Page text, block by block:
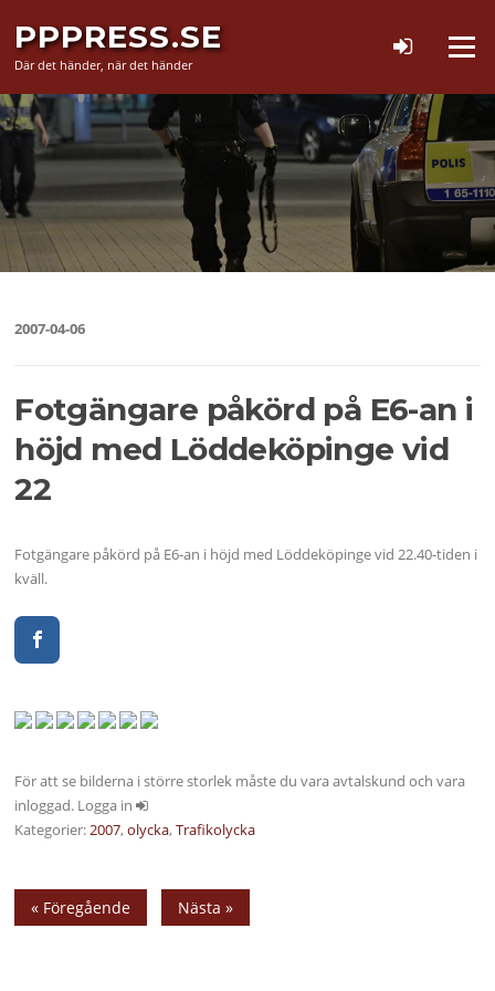
innehåll
PPPRESS.SE
Där det händer, när det händer
Meny
2007-04-06
Fotgängare påkörd på E6-an i
höjd med Löddeköpinge vid
22
Fotgängare påkörd på E6-an i höjd med Löddeköpinge vid 22.40-tiden i
kväll.
För att se bilderna i större storlek måste du vara avtalskund och vara
inloggad. Logga in
Kategorier:2007,olycka,Trafikolycka
« Föregående Nästa »